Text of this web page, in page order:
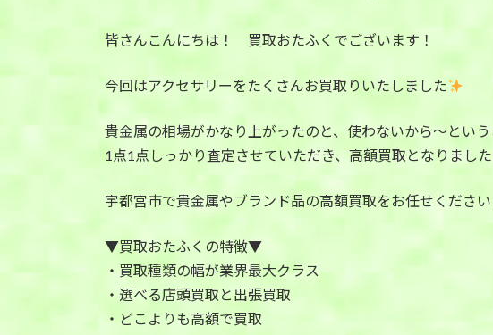
新
時
:
皆さんこんにちは！ 買取おたふくでございます！
今回はアクセサリーをたくさんお買取りいたしました
貴金属の相場がかなり上がったのと、使わないから～とい
1点1点しっかり査定させていただき、高額買取となりました
宇都宮市で貴金属やブランド品の高額買取をお任せください
▼買取おたふくの特徴▼
・買取種類の幅が業界最大クラス
・選べる店頭買取と出張買取
・どこよりも高額で買取